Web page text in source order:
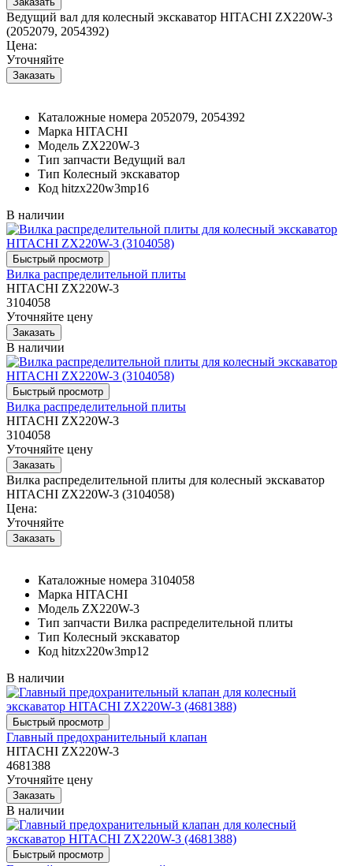
Ведущий вал для колесный экскаватор HITACHI ZX220W-3
(2052079, 2054392)
Цена:
Уточняйте
Каталожные номера 2052079, 2054392
Марка HITACHI
Модель ZX220W-3
Тип запчасти Ведущий вал
Тип Колесный экскаватор
Код hitzx220w3mp16
В наличии
Вилка распределительной плиты
HITACHI ZX220W-3
3104058
Уточняйте цену
В наличии
Вилка распределительной плиты
HITACHI ZX220W-3
3104058
Уточняйте цену
Вилка распределительной плиты для колесный экскаватор
HITACHI ZX220W-3 (3104058)
Цена:
Уточняйте
Каталожные номера 3104058
Марка HITACHI
Модель ZX220W-3
Тип запчасти Вилка распределительной плиты
Тип Колесный экскаватор
Код hitzx220w3mp12
В наличии
Главный предохранительный клапан
HITACHI ZX220W-3
4681388
Уточняйте цену
В наличии